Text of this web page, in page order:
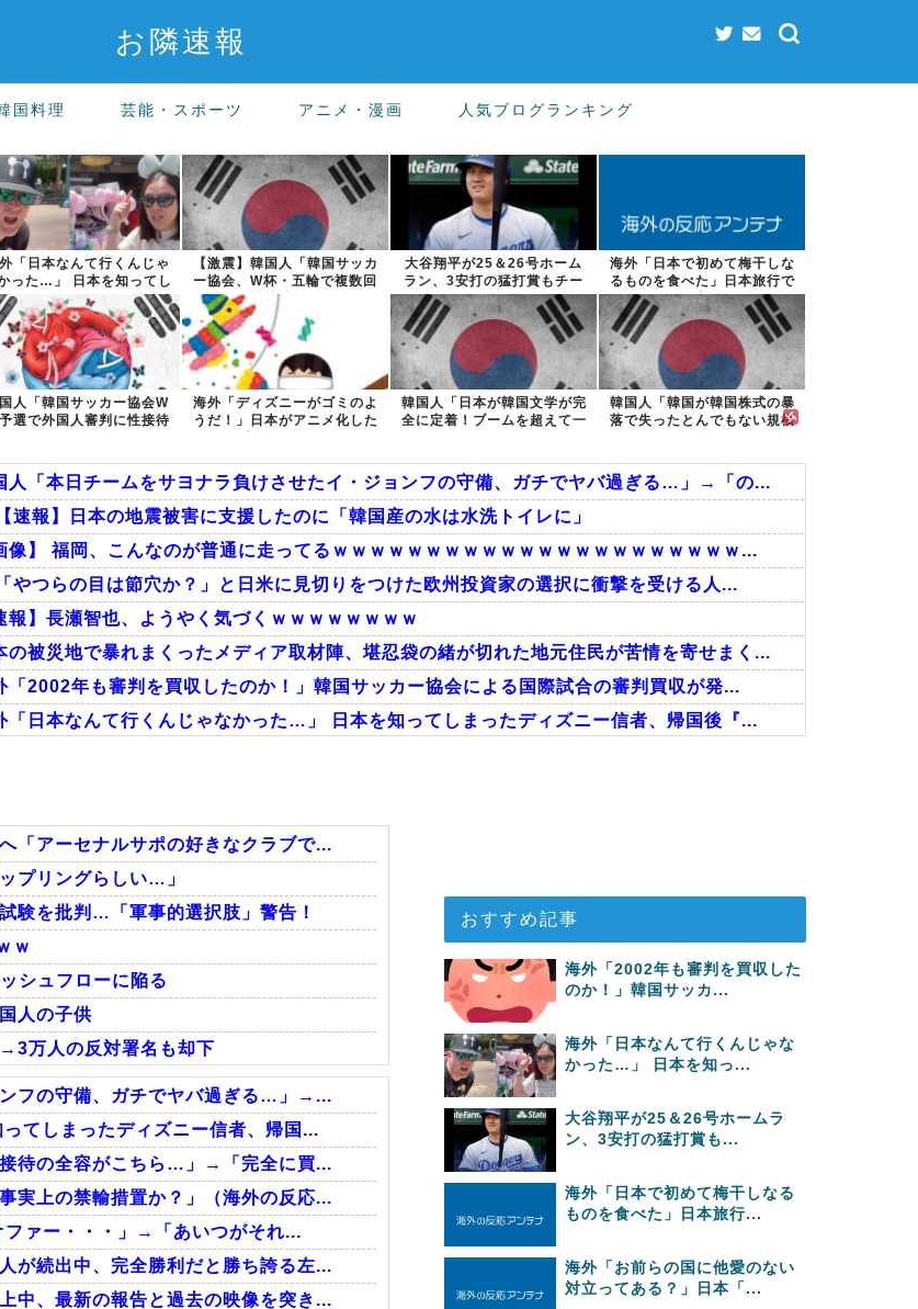
お隣速報
国料理 芸能・スポーツ アニメ・漫画 人気ブログランキング
「日本なんて行くんじゃ
った…」 日本を知ってし
まったディ...
【激震】韓国人「韓国サッカ
ー協会、W杯・五輪で複数回
の性接待を行...
大谷翔平が25＆26号ホーム
ラン、3安打の猛打賞もチー
ムはまさか...
海外「日本で初めて梅干しな
るものを食べた」日本旅行で
食べた変わっ...
人「韓国サッカー協会W
選で外国人審判に性接待
海外「ディズニーがゴミのよ
うだ！」日本がアニメ化した
韓国人「日本が韓国文学が完
全に定着！ブームを超えて一
韓国人「韓国が韓国株式の暴
落で失ったとんでもない規模
人「本日チームをサヨナラ負けさせたイ・ジョンフの守備、ガチでヤバ過ぎる…」→「の...
速報】日本の地震被害に支援したのに「韓国産の水は水洗トイレに」
像】 福岡、こんなのが普通に走ってるｗｗｗｗｗｗｗｗｗｗｗｗｗｗｗｗｗｗｗｗｗｗ...
やつらの目は節穴か？」と日米に見切りをつけた欧州投資家の選択に衝撃を受ける人...
報】長瀬智也、ようやく気づくｗｗｗｗｗｗｗｗ
の被災地で暴れまくったメディア取材陣、堪忍袋の緒が切れた地元住民が苦情を寄せまく...
「2002年も審判を買収したのか！」韓国サッカー協会による国際試合の審判買収が発...
「日本なんて行くんじゃなかった…」 日本を知ってしまったディズニー信者、帰国後『...
人「韓国サッカー協会W杯予選で外国人審判に性接待したことが発覚！」
by livedoor 相互RSS
「アーセナルサポの好きなクラブで...
プリングらしい…」
験を批判…「軍事的選択肢」警告！
ｗ
シュフローに陥る
人の子供
万人の反対署名も却下
フの守備、ガチでヤバ過ぎる…」→...
てしまったディズニー信者、帰国...
待の全容がこちら…」→「完全に買...
実上の禁輸措置か？」（海外の反応...
ァー・・・」→「あいつがそれ...
が続出中、完全勝利だと勝ち誇る左...
中、最新の報告と過去の映像を突き...
おすすめ記事
海外「2002年も審判を買収した
のか！」韓国サッカ...
海外「日本なんて行くんじゃな
かった…」 日本を知っ...
大谷翔平が25＆26号ホームラ
ン、3安打の猛打賞も...
海外「日本で初めて梅干しなる
ものを食べた」日本旅行...
海外「お前らの国に他愛のない
対立ってある？」日本「...